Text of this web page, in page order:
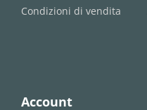
Condizioni di vendita
Account